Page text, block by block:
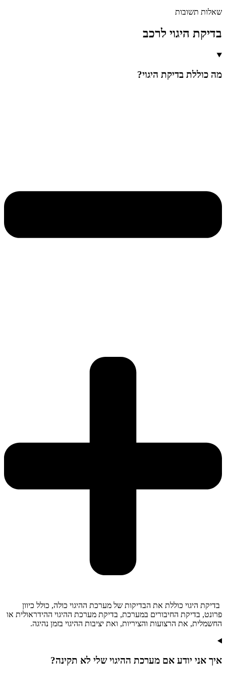
שאלות תשובות
בדיקת היגוי לרכב
מה כוללת בדיקת היגוי?
בדיקת היגוי כוללת את הבדיקות של מערכת ההיגוי כולה, כולל כיוון
פרונט, בדיקת החיבורים במערכת, בדיקת מערכת ההיגוי ההידראולית או
החשמלית, את הרצועות והציריות, ואת יציבות ההיגוי בזמן נהיגה.
איך אני יודע אם מערכת ההיגוי שלי לא תקינה?